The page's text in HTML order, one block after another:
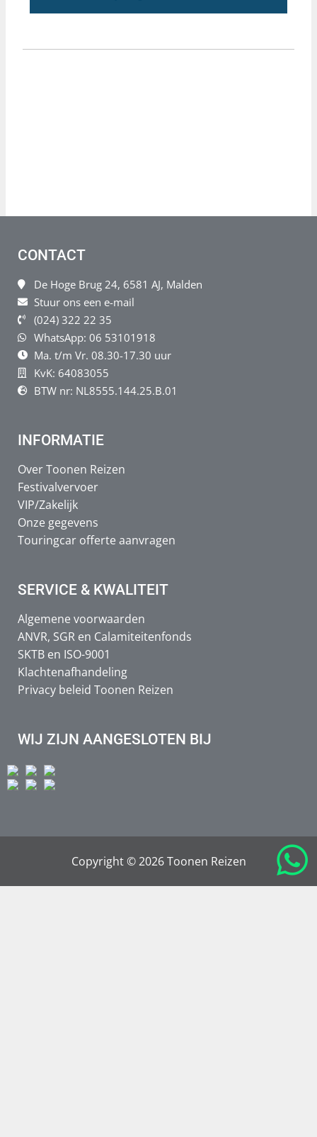
CONTACT
De Hoge Brug 24, 6581 AJ, Malden
Stuur ons een e-mail
(024) 322 22 35
WhatsApp: 06 53101918
Ma. t/m Vr. 08.30-17.30 uur
KvK: 64083055
BTW nr: NL8555.144.25.B.01
INFORMATIE
Over Toonen Reizen
Festivalvervoer
VIP/Zakelijk
Onze gegevens
Touringcar offerte aanvragen
SERVICE & KWALITEIT
Algemene voorwaarden
ANVR, SGR en Calamiteitenfonds
SKTB en ISO-9001
Klachtenafhandeling
Privacy beleid Toonen Reizen
WIJ ZIJN AANGESLOTEN BIJ
Copyright © 2026 Toonen Reizen